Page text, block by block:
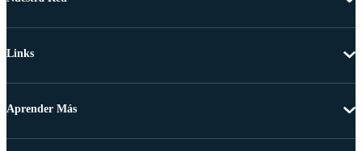
Links
Aprender Más